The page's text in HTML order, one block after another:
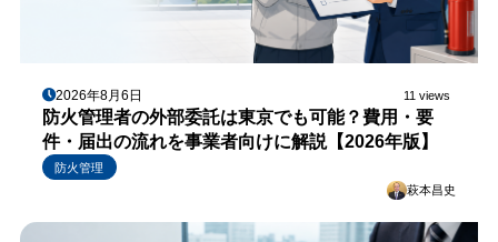
2026年8月6日 11 views
防火管理者の外部委託は東京でも可能？費用・要
件・届出の流れを事業者向けに解説【2026年版】
防火管理
萩本昌史